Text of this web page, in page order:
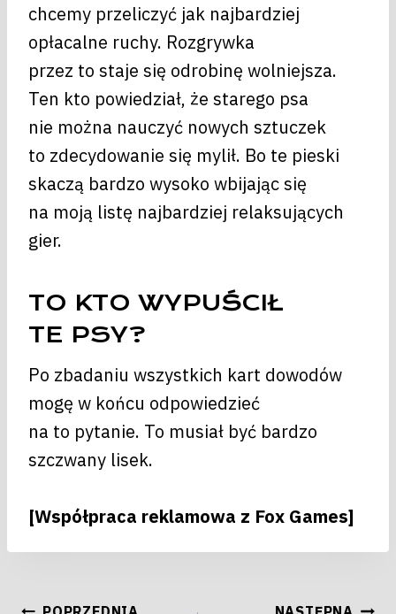
chcemy przeliczyć jak najbardziej
opłacalne ruchy. Rozgrywka
przez to staje się odrobinę wolniejsza.
Ten kto powiedział, że starego psa
nie można nauczyć nowych sztuczek
to zdecydowanie się mylił. Bo te pieski
skaczą bardzo wysoko wbijając się
na moją listę najbardziej relaksujących
gier.
TO KTO WYPUŚCIŁ
TE PSY?
Po zbadaniu wszystkich kart dowodów
mogę w końcu odpowiedzieć
na to pytanie. To musiał być bardzo
szczwany lisek.
[Współpraca reklamowa z Fox Games]